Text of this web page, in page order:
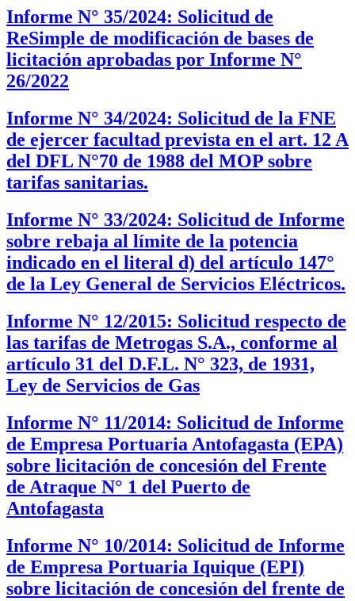
Informe N° 35/2024: Solicitud de
ReSimple de modificación de bases de
licitación aprobadas por Informe N°
26/2022
Informe N° 34/2024: Solicitud de la FNE
de ejercer facultad prevista en el art. 12 A
del DFL N°70 de 1988 del MOP sobre
tarifas sanitarias.
Informe N° 33/2024: Solicitud de Informe
sobre rebaja al límite de la potencia
indicado en el literal d) del artículo 147°
de la Ley General de Servicios Eléctricos.
Informe N° 12/2015: Solicitud respecto de
las tarifas de Metrogas S.A., conforme al
artículo 31 del D.F.L. N° 323, de 1931,
Ley de Servicios de Gas
Informe N° 11/2014: Solicitud de Informe
de Empresa Portuaria Antofagasta (EPA)
sobre licitación de concesión del Frente
de Atraque N° 1 del Puerto de
Antofagasta
Informe N° 10/2014: Solicitud de Informe
de Empresa Portuaria Iquique (EPI)
sobre licitación de concesión del frente de